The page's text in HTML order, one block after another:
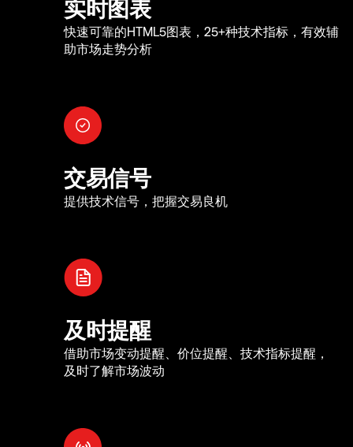
实时图表
快速可靠的HTML5图表，25+种技术指标，有效辅
助市场走势分析
交易信号
提供技术信号，把握交易良机
及时提醒
借助市场变动提醒、价位提醒、技术指标提醒，
及时了解市场波动